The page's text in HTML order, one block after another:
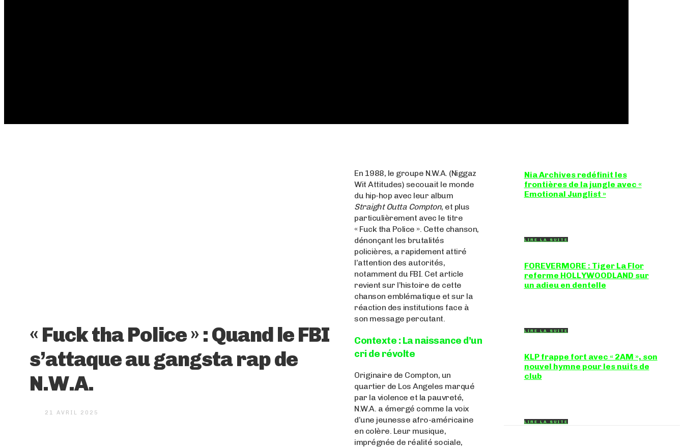
« Fuck tha Police » : Quand le FBI
s’attaque au gangsta rap de
N.W.A.
21 AVRIL 2025
En 1988, le groupe N.W.A. (Niggaz
Wit Attitudes) secouait le monde
du hip-hop avec leur album
Straight Outta Compton, et plus
particulièrement avec le titre
« Fuck tha Police ». Cette chanson,
dénonçant les brutalités
policières, a rapidement attiré
l’attention des autorités,
notamment du FBI. Cet article
revient sur l’histoire de cette
chanson emblématique et sur la
réaction des institutions face à
son message percutant.
Contexte : La naissance d’un
cri de révolte
Originaire de Compton, un
quartier de Los Angeles marqué
par la violence et la pauvreté,
N.W.A. a émergé comme la voix
d’une jeunesse afro-américaine
en colère. Leur musique,
imprégnée de réalité sociale,
Nia Archives redéfinit les
frontières de la jungle avec «
Emotional Junglist »
LIRE LA SUITE
FOREVERMORE : Tiger La Flor
referme HOLLYWOODLAND sur
un adieu en dentelle
LIRE LA SUITE
KLP frappe fort avec « 2AM », son
nouvel hymne pour les nuits de
club
LIRE LA SUITE